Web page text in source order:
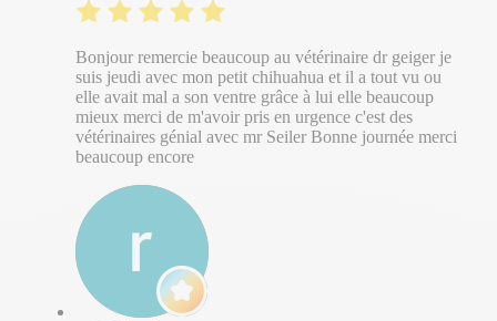
Bonjour remercie beaucoup au vétérinaire dr geiger je
suis jeudi avec mon petit chihuahua et il a tout vu ou
elle avait mal a son ventre grâce à lui elle beaucoup
mieux merci de m'avoir pris en urgence c'est des
vétérinaires génial avec mr Seiler Bonne journée merci
beaucoup encore